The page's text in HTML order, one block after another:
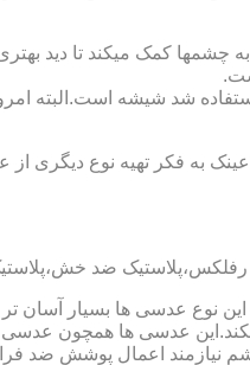
کمک میکند تا دید
عدسی عینک از آن استفاده شد شیشه
به فکر تهیه نوع دیگری از
این نوع عدسی ها بسیار آسان
عدسی ها همچون
نیازمند اعمال پوشش ضد